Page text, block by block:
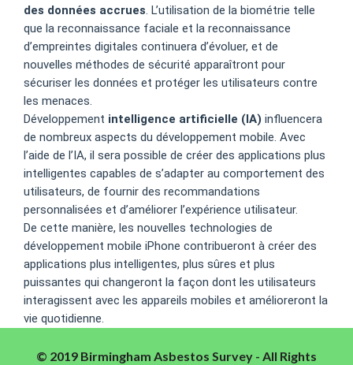
des données accrues. L’utilisation de la biométrie telle
que la reconnaissance faciale et la reconnaissance
d’empreintes digitales continuera d’évoluer, et de
nouvelles méthodes de sécurité apparaîtront pour
sécuriser les données et protéger les utilisateurs contre
les menaces.
Développement intelligence artificielle (IA) influencera
de nombreux aspects du développement mobile. Avec
l’aide de l’IA, il sera possible de créer des applications plus
intelligentes capables de s’adapter au comportement des
utilisateurs, de fournir des recommandations
personnalisées et d’améliorer l’expérience utilisateur.
De cette manière, les nouvelles technologies de
développement mobile iPhone contribueront à créer des
applications plus intelligentes, plus sûres et plus
puissantes qui changeront la façon dont les utilisateurs
interagissent avec les appareils mobiles et amélioreront la
vie quotidienne.
© 2019 Birmingham Asbestos Survey - All Rights